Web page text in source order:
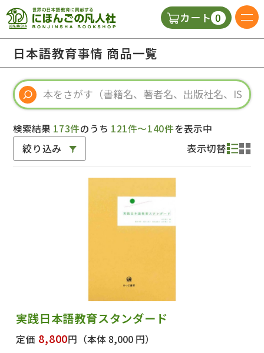
カート 0
日本語の教科書
視聴覚・補助教材
教師用参考書
日本語教育事情 商品一覧
検索結果 173件のうち 121件～140件を表示中
絞り込み 表示切替
実践日本語教育スタンダード
定価 8,800円 （本体 8,000 円）